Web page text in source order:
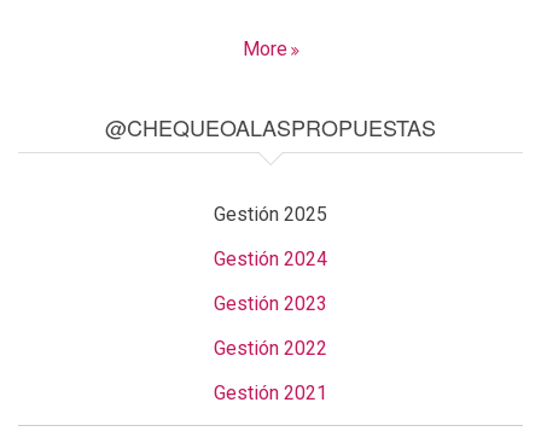
More
@CHEQUEOALASPROPUESTAS
Gestión 2025
Gestión 2024
Gestión 2023
Gestión 2022
Gestión 2021